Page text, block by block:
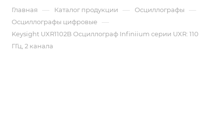
Главная — Каталог продукции — Осциллографы —
Осциллографы цифровые —
Keysight UXR1102B Осциллограф Infiniium серии UXR: 110
ГГц, 2 канала